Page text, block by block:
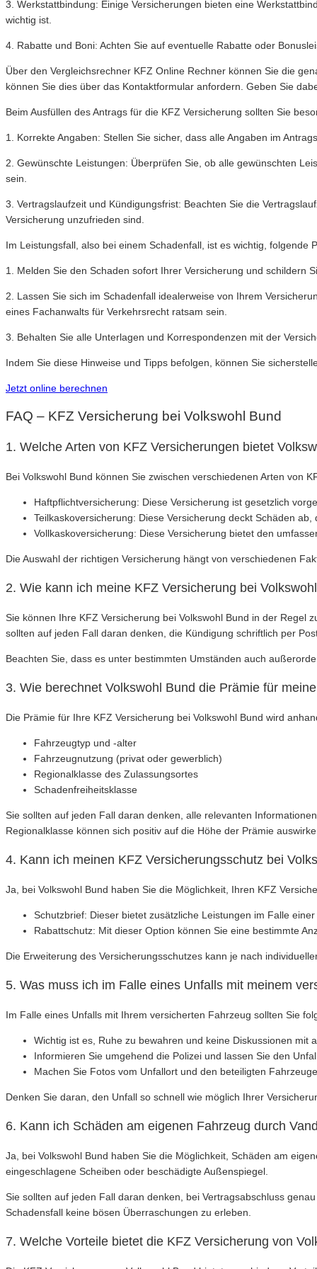
3. Werkstattbindung: Einige Versicherungen bieten eine
wichtig ist.
4. Rabatte und Boni: Achten Sie auf eventuelle Rabatte oder
Über den Vergleichsrechner KFZ Online Rechner können Sie die
können Sie dies über das Kontaktformular anfordern. Geben Sie
Beim Ausfüllen des Antrags für die KFZ Versicherung sollten Sie
1. Korrekte Angaben: Stellen Sie sicher, dass alle Angaben im
2. Gewünschte Leistungen: Überprüfen Sie, ob alle gewünschten
sein.
3. Vertragslaufzeit und Kündigungsfrist: Beachten Sie die
Versicherung unzufrieden sind.
Im Leistungsfall, also bei einem Schadenfall, ist es wichtig, folgende
1. Melden Sie den Schaden sofort Ihrer Versicherung und schildern
2. Lassen Sie sich im Schadenfall idealerweise von Ihrem
eines Fachanwalts für Verkehrsrecht ratsam sein.
3. Behalten Sie alle Unterlagen und Korrespondenzen mit der
Indem Sie diese Hinweise und Tipps befolgen, können Sie
Jetzt online berechnen
FAQ – KFZ Versicherung bei Volkswohl Bund
1. Welche Arten von KFZ Versicherungen bietet
Bei Volkswohl Bund können Sie zwischen verschiedenen Arten von
Haftpflichtversicherung: Diese Versicherung ist gesetzlich
Teilkaskoversicherung: Diese Versicherung deckt Schäden
Vollkaskoversicherung: Diese Versicherung bietet den
Die Auswahl der richtigen Versicherung hängt von verschiedenen
2. Wie kann ich meine KFZ Versicherung bei
Sie können Ihre KFZ Versicherung bei Volkswohl Bund in der Regel
sollten auf jeden Fall daran denken, die Kündigung schriftlich per
Beachten Sie, dass es unter bestimmten Umständen auch
3. Wie berechnet Volkswohl Bund die Prämie für
Die Prämie für Ihre KFZ Versicherung bei Volkswohl Bund wird
Fahrzeugtyp und -alter
Fahrzeugnutzung (privat oder gewerblich)
Regionalklasse des Zulassungsortes
Schadenfreiheitsklasse
Sie sollten auf jeden Fall daran denken, alle relevanten
Regionalklasse können sich positiv auf die Höhe der Prämie
4. Kann ich meinen KFZ Versicherungsschutz bei
Ja, bei Volkswohl Bund haben Sie die Möglichkeit, Ihren KFZ
Schutzbrief: Dieser bietet zusätzliche Leistungen im Falle
Rabattschutz: Mit dieser Option können Sie eine bestimmte
Die Erweiterung des Versicherungsschutzes kann je nach
5. Was muss ich im Falle eines Unfalls mit meinem
Im Falle eines Unfalls mit Ihrem versicherten Fahrzeug sollten Sie
Wichtig ist es, Ruhe zu bewahren und keine Diskussionen mit
Informieren Sie umgehend die Polizei und lassen Sie den
Machen Sie Fotos vom Unfallort und den beteiligten
Denken Sie daran, den Unfall so schnell wie möglich Ihrer
6. Kann ich Schäden am eigenen Fahrzeug durch
Ja, bei Volkswohl Bund haben Sie die Möglichkeit, Schäden am
eingeschlagene Scheiben oder beschädigte Außenspiegel.
Sie sollten auf jeden Fall daran denken, bei Vertragsabschluss
Schadensfall keine bösen Überraschungen zu erleben.
7. Welche Vorteile bietet die KFZ Versicherung von